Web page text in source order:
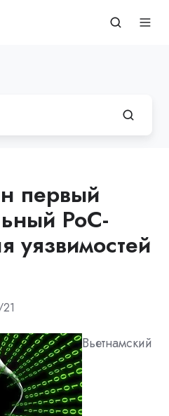
первый
PoC-
уязвимостей
Вьетнамский